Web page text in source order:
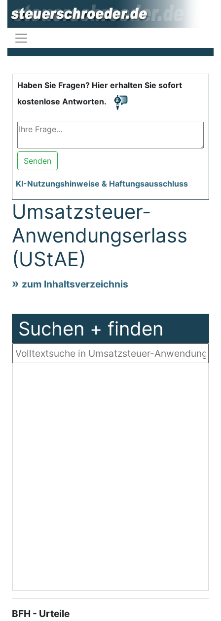
Haben Sie Fragen? Hier erhalten Sie sofort
kostenlose Antworten.
Senden
KI-Nutzungshinweise & Haftungsausschluss
Umsatzsteuer-
Anwendungserlass
(UStAE)
zum Inhaltsverzeichnis
Suchen + finden
BFH - Urteile